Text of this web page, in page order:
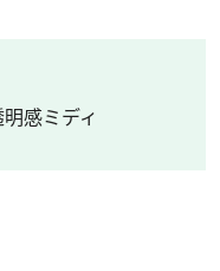
感ミディ